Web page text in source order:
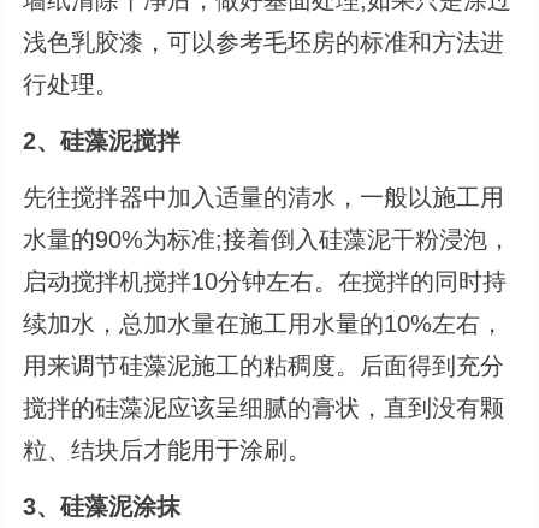
浅色乳胶漆，可以参考毛坯房的标准和方法进
行处理。
2、硅藻泥搅拌
先往搅拌器中加入适量的清水，一般以施工用
水量的90%为标准;接着倒入硅藻泥干粉浸泡，
启动搅拌机搅拌10分钟左右。在搅拌的同时持
续加水，总加水量在施工用水量的10%左右，
用来调节硅藻泥施工的粘稠度。后面得到充分
搅拌的硅藻泥应该呈细腻的膏状，直到没有颗
粒、结块后才能用于涂刷。
3、硅藻泥涂抹